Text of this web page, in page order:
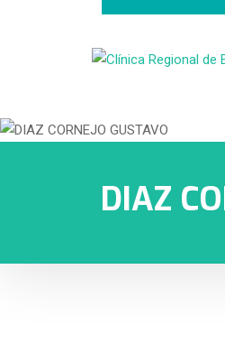
DIAZ